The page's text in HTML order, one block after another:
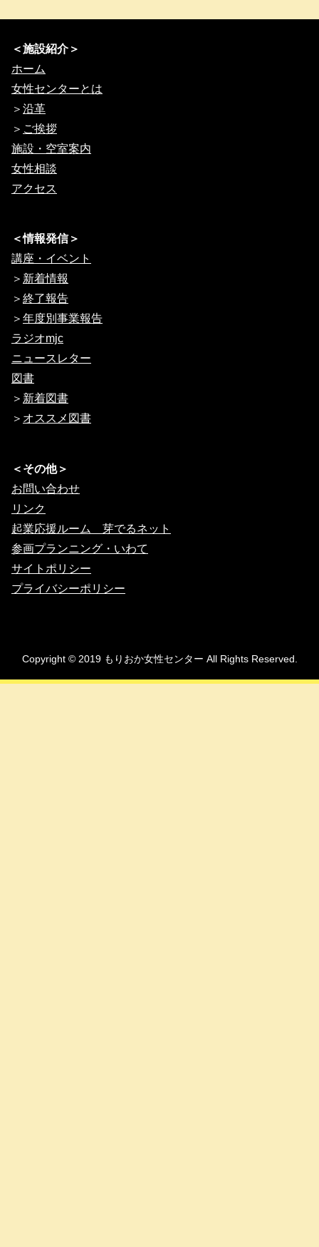
＜施設紹介＞
ホーム
女性センターとは
＞ 沿革
＞ ご挨拶
施設・空室案内
女性相談
アクセス
＜情報発信＞
講座・イベント
＞ 新着情報
＞ 終了報告
＞ 年度別事業報告
ラジオmjc
ニュースレター
図書
＞ 新着図書
＞ オススメ図書
＜その他＞
お問い合わせ
リンク
起業応援ルーム 芽でるネット
参画プランニング・いわて
サイトポリシー
プライバシーポリシー
Copyright © 2019 もりおか女性センター All Rights Reserved.